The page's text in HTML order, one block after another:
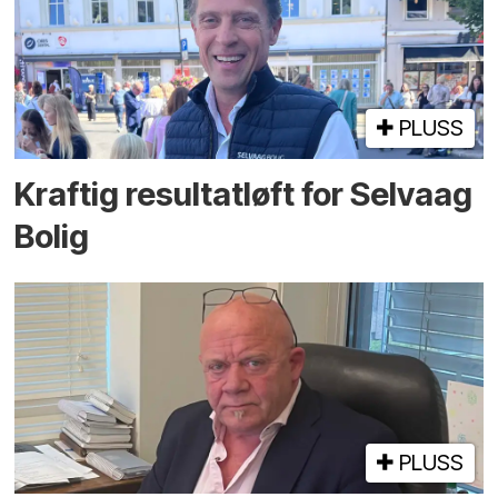
PLUSS
Kraftig resultatløft for Selvaag
Bolig
PLUSS